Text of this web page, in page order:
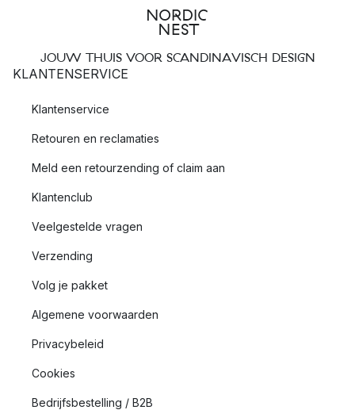
JOUW THUIS VOOR SCANDINAVISCH DESIGN
KLANTENSERVICE
Klantenservice
Retouren en reclamaties
Meld een retourzending of claim aan
Klantenclub
Veelgestelde vragen
Verzending
Volg je pakket
Algemene voorwaarden
Privacybeleid
Cookies
Bedrijfsbestelling / B2B